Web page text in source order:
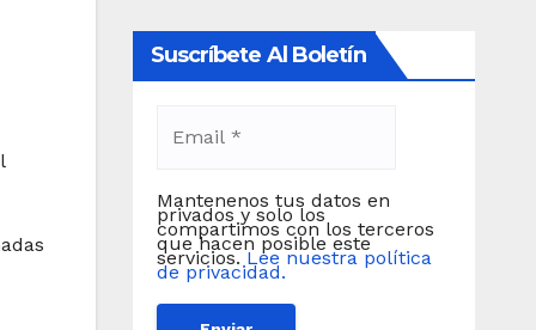
Suscríbete Al Boletín
Mantenenos tus datos en
privados y solo los
compartimos con los terceros
que hacen posible este
servicios. Lee nuestra política
de privacidad.